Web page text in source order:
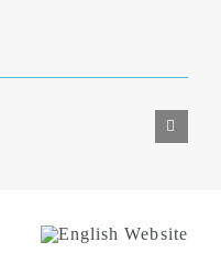
English